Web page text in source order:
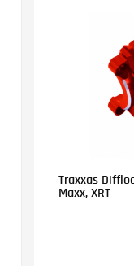
Traxxas
Maxx, XRT